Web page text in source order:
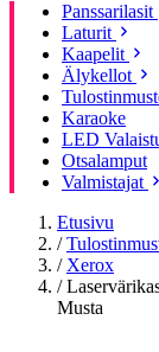
Panssarilasit
Laturit
Kaapelit
Älykellot
Karaoke
LED
Otsalamput
Valmistajat
Etusivu
/
/ Xerox
/
Musta